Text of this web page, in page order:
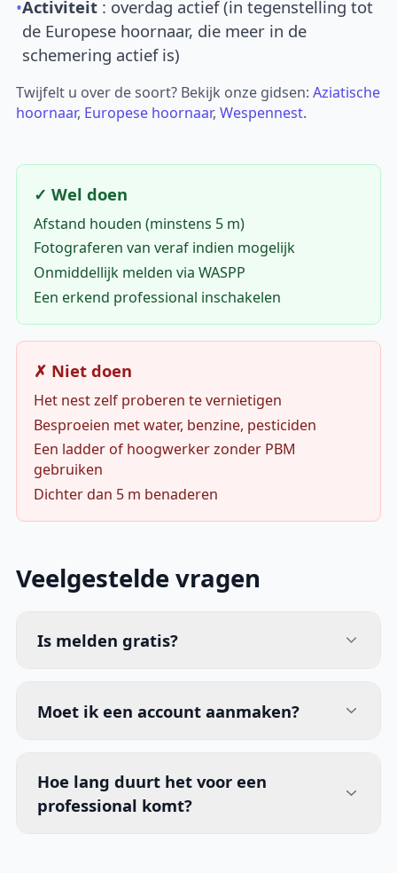
•Activiteit : overdag actief (in tegenstelling tot
de Europese hoornaar, die meer in de
schemering actief is)
Twijfelt u over de soort? Bekijk onze gidsen:Aziatische
hoornaar, Europese hoornaar,Wespennest.
✓ Wel doen
Afstand houden (minstens 5 m)
Fotograferen van veraf indien mogelijk
Onmiddellijk melden via WASPP
Een erkend professional inschakelen
✗ Niet doen
Het nest zelf proberen te vernietigen
Besproeien met water, benzine, pesticiden
Een ladder of hoogwerker zonder PBM
gebruiken
Dichter dan 5 m benaderen
Veelgestelde vragen
Is melden gratis?
Moet ik een account aanmaken?
Hoe lang duurt het voor een
professional komt?